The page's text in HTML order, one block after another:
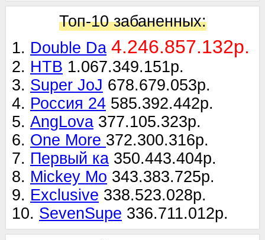
Топ-10 забаненных:
1. Double Da 4.246.857.132р.
2. НТВ 1.067.349.151р.
3. Super JoJ 678.679.053р.
4. Россия 24 585.392.442р.
5. AngLova 377.105.323р.
6. One More 372.300.316р.
7. Первый ка 350.443.404р.
8. Mickey Mo 343.383.725р.
9. Exclusive 338.523.028р.
10. SevenSupe 336.711.012р.